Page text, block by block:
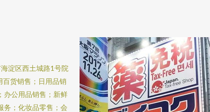
淀区西土城路1号院
货销售；日用品销
办公用品销售；新鲜
务；化妆品零售；会